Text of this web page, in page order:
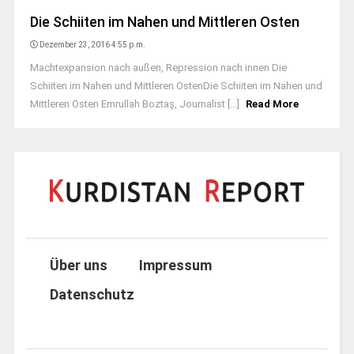
Die Schiiten im Nahen und Mittleren Osten
Dezember 23, 2016 4:55 p.m.
Machtexpansion nach außen, Repression nach innen Die
Schiiten im Nahen und Mittleren OstenDie Schiiten im Nahen und
Mittleren Osten Emrullah Boztaş, Journalist [...]
Read More
Über uns
Impressum
Datenschutz